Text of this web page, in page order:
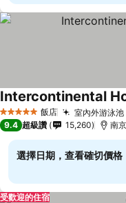
5 星級 飯店 室內外游泳池
Intercontinental
9.4 超級讚 15,260 南京
選擇日期，查看確切價格
受歡迎的住宿